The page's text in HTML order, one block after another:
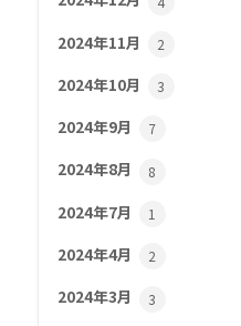
2024年11月 2
2024年10月 3
2024年9月 7
2024年8月 8
2024年7月 1
2024年4月 2
2024年3月 3